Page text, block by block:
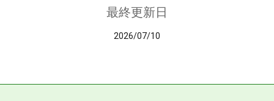
最終更新日
2026/07/10